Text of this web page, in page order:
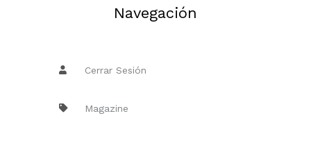
Navegación
Cerrar Sesión
Magazine